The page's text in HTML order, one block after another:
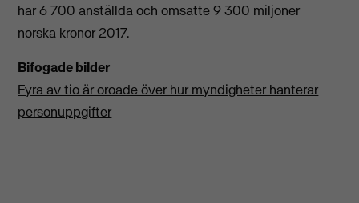
har 6 700 anställda och omsatte 9 300 miljoner
norska kronor 2017.
Bifogade bilder
Fyra av tio är oroade över hur myndigheter hanterar
personuppgifter